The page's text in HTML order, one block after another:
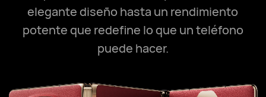
elegante diseño hasta un rendimiento
potente que redefine lo que un teléfono
puede hacer.